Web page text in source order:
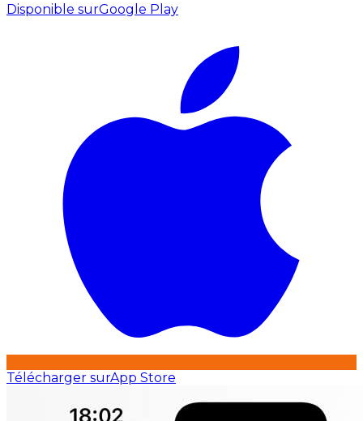
Disponible surGoogle Play
Télécharger surApp Store